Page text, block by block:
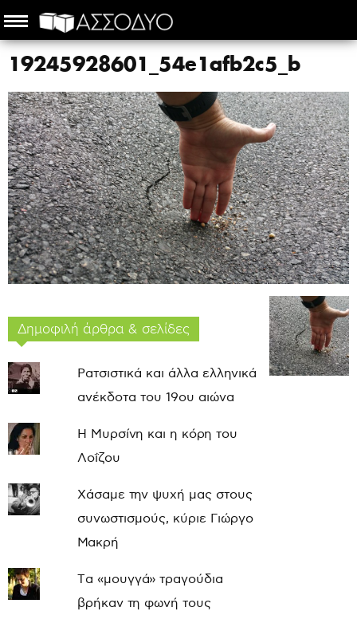
19245928601_54e1afb2c5_b
Δημοφιλή άρθρα & σελίδες
Ρατσιστικά και άλλα ελληνικά
ανέκδοτα του 19ου αιώνα
Η Μυρσίνη και η κόρη του
Λοΐζου
Χάσαμε την ψυχή μας στους
συνωστισμούς, κύριε Γιώργο
Μακρή
Τα «μουγγά» τραγούδια
βρήκαν τη φωνή τους